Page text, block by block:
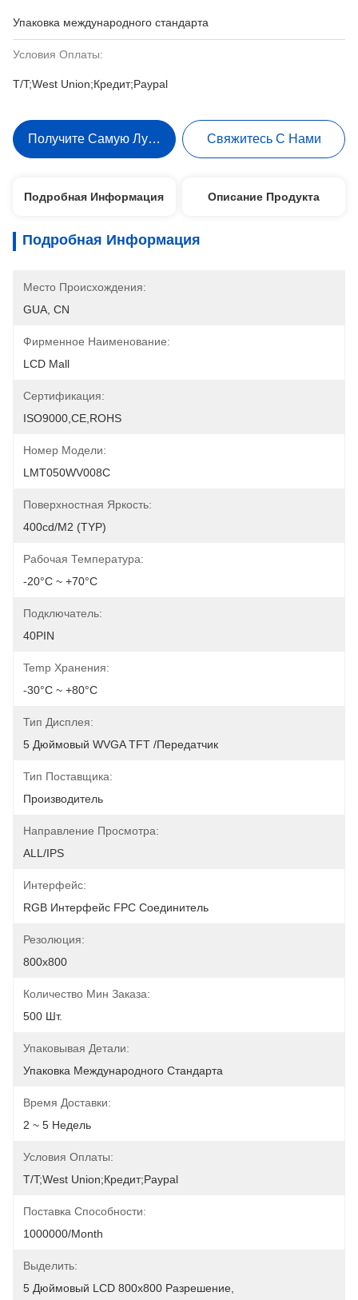
Упаковка международного стандарта
Условия Оплаты:
T/T;West Union;Кредит;Paypal
Получите Самую Лучшую ЦенуСвяжитесь С Нами
Подробная Информация Описание Продукта
Подробная Информация
Место Происхождения:
GUA, CN
Фирменное Наименование:
LCD Mall
Сертификация:
ISO9000,CE,ROHS
Номер Модели:
LMT050WV008C
Поверхностная Яркость:
400cd/m2 (TYP)
Рабочая Температура:
-20°C ~ +70°C
Подключатель:
40PIN
Temp Хранения:
-30°C ~ +80°C
Тип Дисплея:
5 Дюймовый WVGA TFT /передатчик
Тип Поставщика:
Производитель
Направление Просмотра:
ALL/IPS
Интерфейс:
RGB Интерфейс FPC Соединитель
Резолюция:
800x800
Количество Мин Заказа:
500 Шт.
Упаковывая Детали:
Упаковка Международного Стандарта
Время Доставки:
2 ~ 5 Недель
Условия Оплаты:
T/T;West Union;Кредит;Paypal
Поставка Способности:
1000000/month
Выделить:
5 Дюймовый LCD 800х800 Разрешение